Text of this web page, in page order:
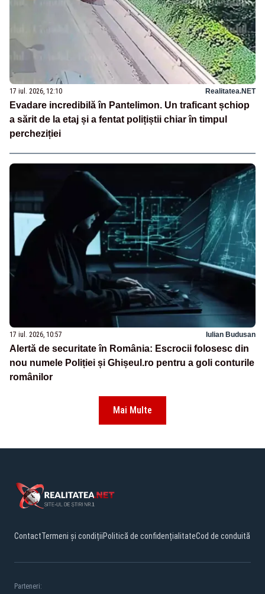
17 iul. 2026, 12:10 Realitatea.NET
Evadare incredibilă în Pantelimon. Un traficant șchiop
a sărit de la etaj și a fentat polițiștii chiar în timpul
percheziției
17 iul. 2026, 10:57 Iulian Budusan
Alertă de securitate în România: Escrocii folosesc din
nou numele Poliției și Ghișeul.ro pentru a goli conturile
românilor
Mai Multe
ContactTermeni și condițiiPolitică de confidențialitateCod de conduită
Parteneri: